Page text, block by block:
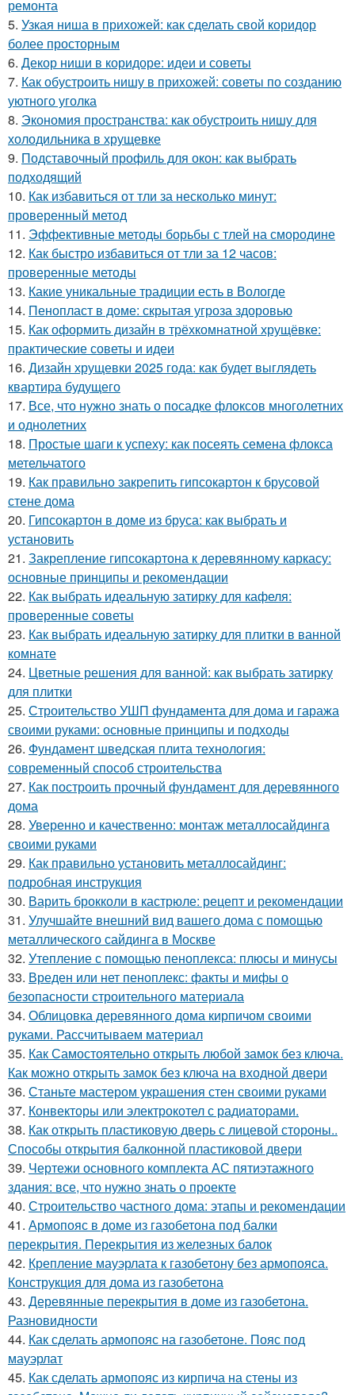
ремонта
5. Узкая ниша в прихожей: как сделать свой коридор
более просторным
6. Декор ниши в коридоре: идеи и советы
7. Как обустроить нишу в прихожей: советы по созданию
уютного уголка
8. Экономия пространства: как обустроить нишу для
холодильника в хрущевке
9. Подставочный профиль для окон: как выбрать
подходящий
10. Как избавиться от тли за несколько минут:
проверенный метод
11. Эффективные методы борьбы с тлей на смородине
12. Как быстро избавиться от тли за 12 часов:
проверенные методы
13. Какие уникальные традиции есть в Вологде
14. Пенопласт в доме: скрытая угроза здоровью
15. Как оформить дизайн в трёхкомнатной хрущёвке:
практические советы и идеи
16. Дизайн хрущевки 2025 года: как будет выглядеть
квартира будущего
17. Все, что нужно знать о посадке флоксов многолетних
и однолетних
18. Простые шаги к успеху: как посеять семена флокса
метельчатого
19. Как правильно закрепить гипсокартон к брусовой
стене дома
20. Гипсокартон в доме из бруса: как выбрать и
установить
21. Закрепление гипсокартона к деревянному каркасу:
основные принципы и рекомендации
22. Как выбрать идеальную затирку для кафеля:
проверенные советы
23. Как выбрать идеальную затирку для плитки в ванной
комнате
24. Цветные решения для ванной: как выбрать затирку
для плитки
25. Строительство УШП фундамента для дома и гаража
своими руками: основные принципы и подходы
26. Фундамент шведская плита технология:
современный способ строительства
27. Как построить прочный фундамент для деревянного
дома
28. Уверенно и качественно: монтаж металлосайдинга
своими руками
29. Как правильно установить металлосайдинг:
подробная инструкция
30. Варить брокколи в кастрюле: рецепт и рекомендации
31. Улучшайте внешний вид вашего дома с помощью
металлического сайдинга в Москве
32. Утепление с помощью пеноплекса: плюсы и минусы
33. Вреден или нет пеноплекс: факты и мифы о
безопасности строительного материала
34. Облицовка деревянного дома кирпичом своими
руками. Рассчитываем материал
35. Как Самостоятельно открыть любой замок без ключа.
Как можно открыть замок без ключа на входной двери
36. Станьте мастером украшения стен своими руками
37. Конвекторы или электрокотел с радиаторами.
38. Как открыть пластиковую дверь с лицевой стороны..
Способы открытия балконной пластиковой двери
39. Чертежи основного комплекта АС пятиэтажного
здания: все, что нужно знать о проекте
40. Строительство частного дома: этапы и рекомендации
41. Армопояс в доме из газобетона под балки
перекрытия. Перекрытия из железных балок
42. Крепление мауэрлата к газобетону без армопояса.
Конструкция для дома из газобетона
43. Деревянные перекрытия в доме из газобетона.
Разновидности
44. Как сделать армопояс на газобетоне. Пояс под
мауэрлат
45. Как сделать армопояс из кирпича на стены из